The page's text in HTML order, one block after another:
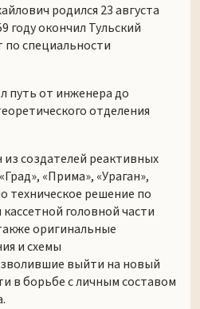
родился 23 августа
году окончил Тульский
по специальности
путь от инженера до
отделения
создателей реактивных
«Прима», «Ураган»,
техническое решение по
головной части
оригинальные
и схемы
выйти на новый
в борьбе с личным составом